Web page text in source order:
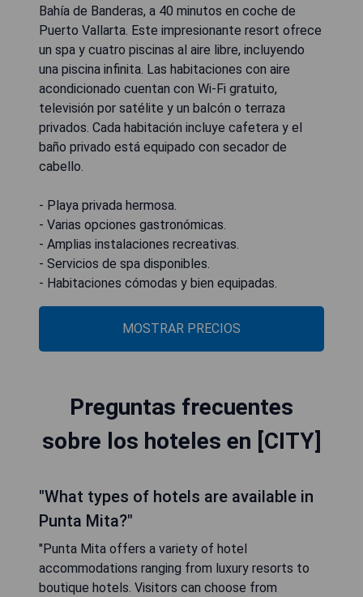
Bahía de Banderas, a 40 minutos en coche de
Puerto Vallarta. Este impresionante resort ofrece
un spa y cuatro piscinas al aire libre, incluyendo
una piscina infinita. Las habitaciones con aire
acondicionado cuentan con Wi-Fi gratuito,
televisión por satélite y un balcón o terraza
privados. Cada habitación incluye cafetera y el
baño privado está equipado con secador de
cabello.
- Playa privada hermosa.
- Varias opciones gastronómicas.
- Amplias instalaciones recreativas.
- Servicios de spa disponibles.
- Habitaciones cómodas y bien equipadas.
MOSTRAR PRECIOS
Preguntas frecuentes
sobre los hoteles en [CITY]
"What types of hotels are available in
Punta Mita?"
"Punta Mita offers a variety of hotel
accommodations ranging from luxury resorts to
boutique hotels. Visitors can choose from